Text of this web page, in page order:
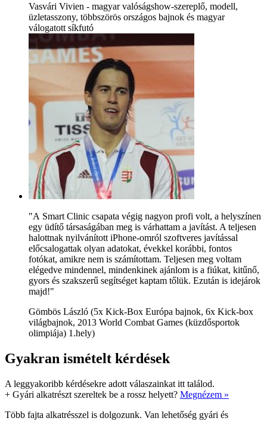
Vasvári Vivien - magyar valóságshow-szereplő, modell,
üzletasszony, többszörös országos bajnok és magyar
válogatott síkfutó
"A Smart Clinic csapata végig nagyon profi volt, a helyszínen
egy üdítő társaságában meg is várhattam a javítást. A teljesen
halottnak nyilvánított iPhone-omról szoftveres javítással
előcsalogattak olyan adatokat, évekkel korábbi, fontos
fotókat, amikre nem is számítottam. Teljesen meg voltam
elégedve mindennel, mindenkinek ajánlom is a fiúkat, kitűnő,
gyors és szakszerű segítséget kaptam tőlük. Ezután is idejárok
majd!"
Gömbös László (5x Kick-Box Európa bajnok, 6x Kick-box
világbajnok, 2013 World Combat Games (küzdősportok
olimpiája) 1.hely)
Gyakran ismételt kérdések
A leggyakoribb kérdésekre adott válaszainkat itt találod.
+ Gyári alkatrészt szereltek be a rossz helyett? Megnézem »
Több fajta alkatrésszel is dolgozunk. Van lehetőség gyári és